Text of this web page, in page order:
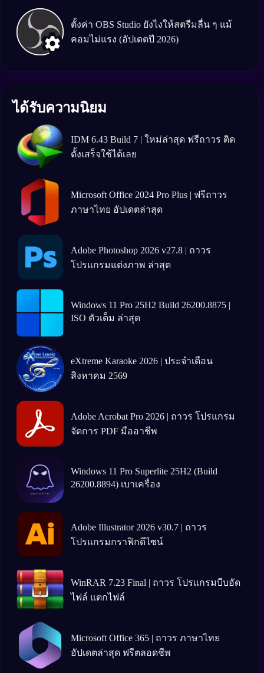
ตั้งค่า OBS Studio ยังไงให้สตรีมลื่น ๆ แม้
คอมไม่แรง (อัปเดตปี 2026)
ได้รับความนิยม
IDM 6.43 Build 7 | ใหม่ล่าสุด ฟรีถาวร ติด
ตั้งเสร็จใช้ได้เลย
Microsoft Office 2024 Pro Plus | ฟรีถาวร
ภาษาไทย อัปเดตล่าสุด
Adobe Photoshop 2026 v27.8 | ถาวร
โปรแกรมแต่งภาพ ล่าสุด
Windows 11 Pro 25H2 Build 26200.8875 |
ISO ตัวเต็ม ล่าสุด
eXtreme Karaoke 2026 | ประจำเดือน
สิงหาคม 2569
Adobe Acrobat Pro 2026 | ถาวร โปรแกรม
จัดการ PDF มืออาชีพ
Windows 11 Pro Superlite 25H2 (Build
26200.8894) เบาเครื่อง
Adobe Illustrator 2026 v30.7 | ถาวร
โปรแกรมกราฟิกดีไซน์
WinRAR 7.23 Final | ถาวร โปรแกรมบีบอัด
ไฟล์ แตกไฟล์
Microsoft Office 365 | ถาวร ภาษาไทย
อัปเดตล่าสุด ฟรีตลอดชีพ